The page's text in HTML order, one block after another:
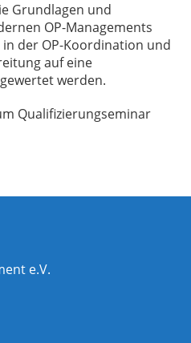
Grundlagen und
OP-Managements
der OP-Koordination und
auf eine
werden.
Qualifizierungseminar
e.V.